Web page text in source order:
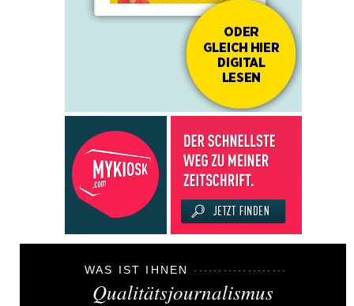
WAS IST IHNEN
Qualitätsjournalismus